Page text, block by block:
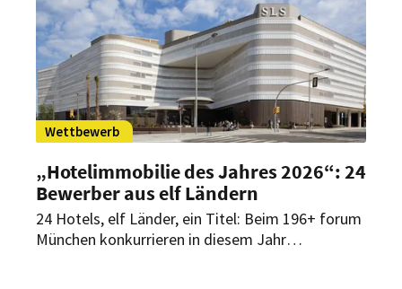
Wettbewerb
„Hotelimmobilie des Jahres 2026“: 24
Bewerber aus elf Ländern
24 Hotels, elf Länder, ein Titel: Beim 196+ forum
München konkurrieren in diesem Jahr